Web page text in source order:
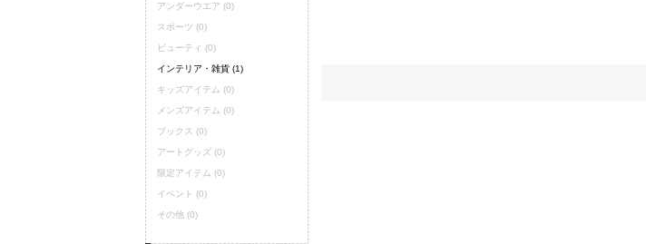
アンダーウエア (0)
スポーツ (0)
ビューティ (0)
インテリア・雑貨 (1)
キッズアイテム (0)
メンズアイテム (0)
ブックス (0)
アートグッズ (0)
限定アイテム (0)
イベント (0)
その他 (0)